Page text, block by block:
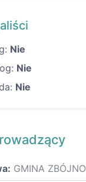
Nie
Nie
Nie
GMINA ZBÓJNO